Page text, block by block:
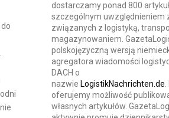
N
C
J
E
dostarczamy ponad 800
szczególnym uwzględnieniem
związanych z logistyką,
magazynowaniem.
polskojęzyczną wersją
agregatora wiadomości
DACH o
nazwie LogistikNachrichten.de
oferujemy możliwość
własnych artykułów.